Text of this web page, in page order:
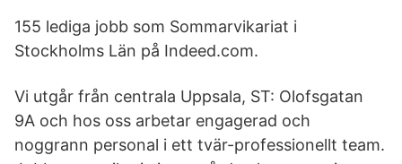
155 lediga jobb som Sommarvikariat i
Stockholms Län på Indeed.com.
Vi utgår från centrala Uppsala, ST: Olofsgatan
9A och hos oss arbetar engagerad och
noggrann personal i ett tvär-professionellt team.